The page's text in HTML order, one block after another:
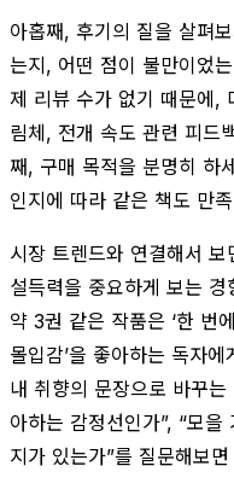
아홉째, 후기의 질을 살펴
는지, 어떤 점이 불만이었
제 리뷰 수가 없기 때문에,
림체, 전개 속도 관련 피드
째, 구매 목적을 분명히 하
인지에 따라 같은 책도 만
시장 트렌드와 연결해서
설득력을 중요하게 보는
약 3권 같은 작품은 ‘한 번
몰입감’을 좋아하는 독자
내 취향의 문장으로 바꾸
아하는 감정선인가”, “모을
지가 있는가”를 질문해보